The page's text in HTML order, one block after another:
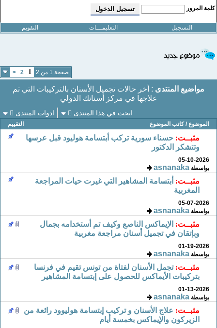
المرور
التسجيل التعليمـــات التقويم
صفحة 1 من 2 2
>
مواضيع المنتدى: أخر حالات تجميل الأسنان بالتركيبات التي تم
علاجها في مركز أسنانك الدولي
ادوات المنتدى ابحث في هذا المنتدى
التقييم الموضوع/ كاتب الموضوع
مثبــت: حسناء سورية تركب أبتسامة هوليود قبل عرسها
وتتشكر الدكتور
05-10-2026
بواسطةasnanaka
مثبــت: أبتسامة المشاهير التي غيرت حيات المراجعة
المغربية
05-07-2026
بواسطةasnanaka
مثبــت: الإيماكس الناصع وكيف تم أستخدامه بجمال
وبإتقان في تجميل أسنان مراجعة مغربية
01-19-2026
بواسطةasnanaka
مثبــت: تجمل الأسنان لفتاة من تونس تقيم في فرنسا
بتركيبات الأيماكس للحصول على إبتسامة المشاهير
01-13-2026
بواسطةasnanaka
مثبــت: علاج الأسنان و تركيب إبتسامة هوليوود رائعة من
الزيركون والإيماكس بخمسة أيام